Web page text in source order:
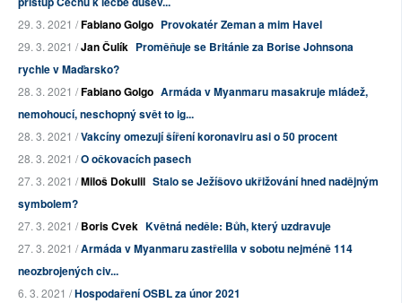
29. 3. 2021 /Fabiano Golgo Provokatér Zeman a mim Havel
29. 3. 2021 /Jan Čulík Proměňuje se Británie za Borise Johnsona
rychle v Maďarsko?
28. 3. 2021 /Fabiano Golgo Armáda v Myanmaru masakruje mládež,
nemohoucí, neschopný svět to ig...
28. 3. 2021 /Vakcíny omezují šíření koronaviru asi o 50 procent
28. 3. 2021 /O očkovacích pasech
27. 3. 2021 /Miloš Dokulil Stalo se Ježíšovo ukřižování hned nadějným
symbolem?
27. 3. 2021 /Boris Cvek Květná neděle: Bůh, který uzdravuje
27. 3. 2021 /Armáda v Myanmaru zastřelila v sobotu nejméně 114
neozbrojených civ...
6. 3. 2021 /Hospodaření OSBL za únor 2021